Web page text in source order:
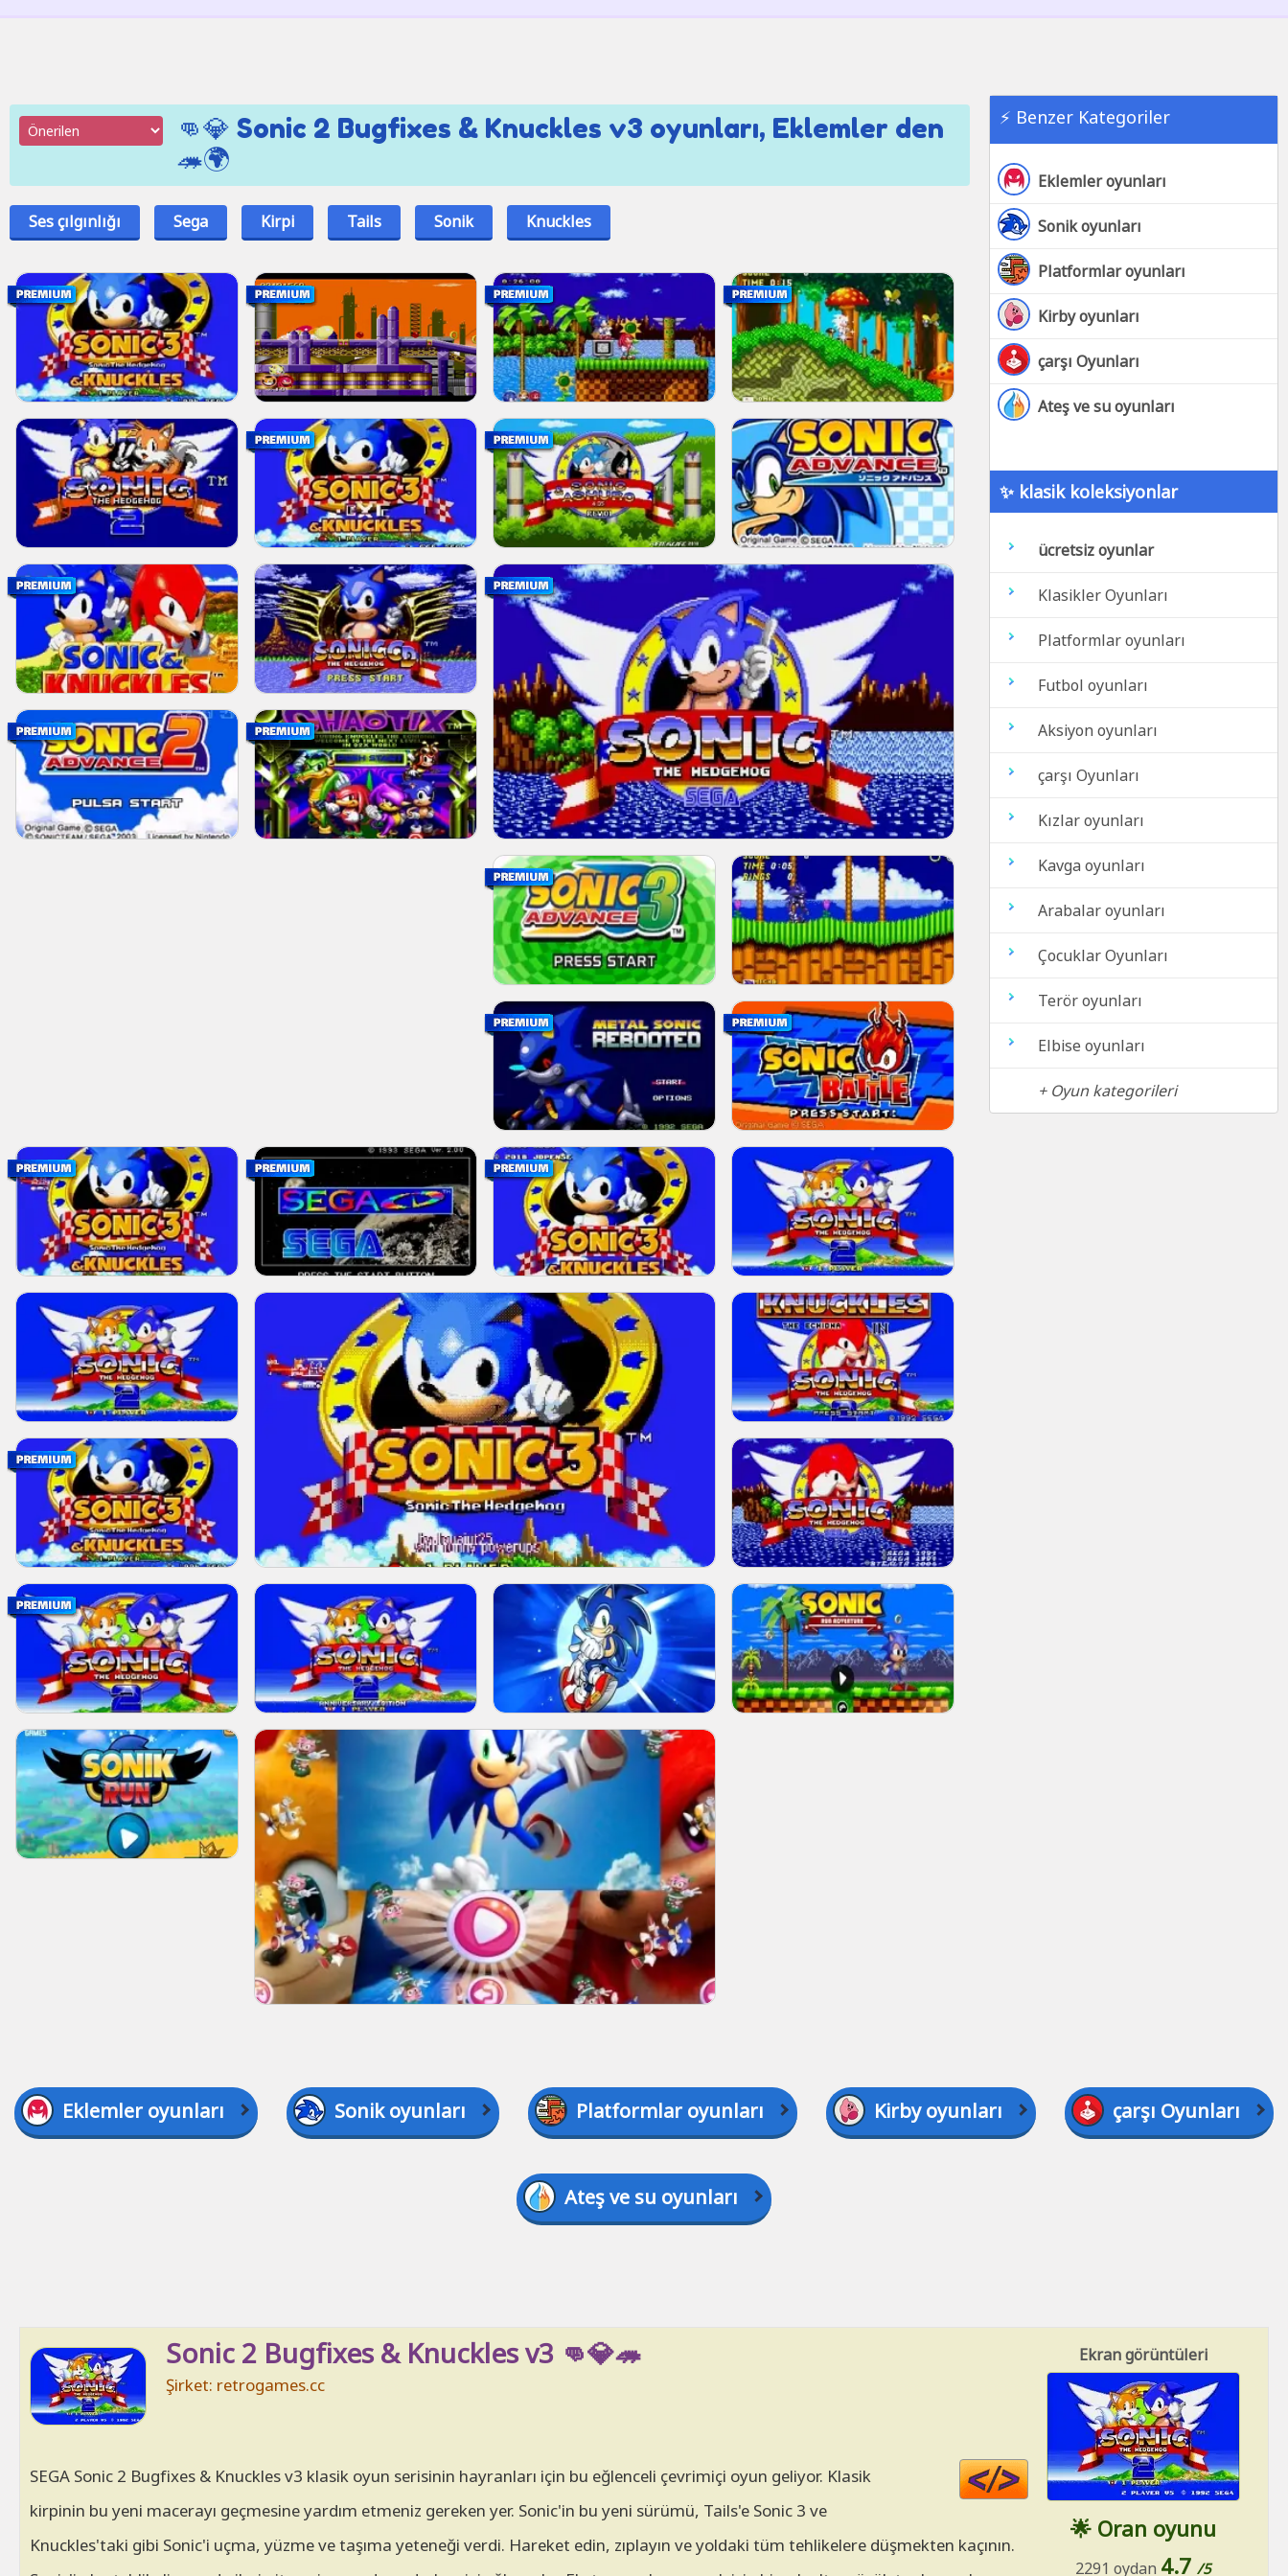
⚡ Benzer Kategoriler
Eklemler oyunları
Sonik oyunları
Platformlar oyunları
Kirby oyunları
çarşı Oyunları
Ateş ve su oyunları
✨ klasik koleksiyonlar
ücretsiz oyunlar
Klasikler Oyunları
Platformlar oyunları
Futbol oyunları
Aksiyon oyunları
çarşı Oyunları
Kızlar oyunları
Kavga oyunları
Arabalar oyunları
Çocuklar Oyunları
Terör oyunları
Elbise oyunları
+ Oyun kategorileri
👊💎 Sonic 2 Bugfixes & Knuckles v3 oyunları, Eklemler den
🦔🌍
Ses çılgınlığı Sega Kirpi Tails Sonik Knuckles
Eklemler oyunları Sonik oyunları Platformlar oyunları Kirby oyunları çarşı Oyunları
Ateş ve su oyunları
Ekran görüntüleri
🌟 Oran oyunu
2291 oydan 4.7 /5
Sonic 2 Bugfixes & Knuckles v3 👊💎🦔
Şirket: retrogames.cc
Code
HTML
SEGA Sonic 2 Bugfixes & Knuckles v3 klasik oyun serisinin hayranları için bu eğlenceli çevrimiçi oyun geliyor. Klasik
kirpinin bu yeni macerayı geçmesine yardım etmeniz gereken yer. Sonic'in bu yeni sürümü, Tails'e Sonic 3 ve
Knuckles'taki gibi Sonic'i uçma, yüzme ve taşıma yeteneği verdi. Hareket edin, zıplayın ve yoldaki tüm tehlikelere düşmekten kaçının.